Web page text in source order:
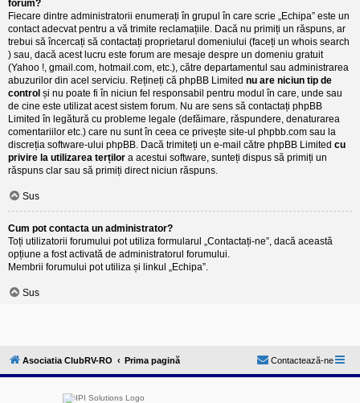
forum?
Fiecare dintre administratorii enumerați în grupul în care scrie „Echipa” este un
contact adecvat pentru a vă trimite reclamațiile. Dacă nu primiți un răspuns, ar
trebui să încercați să contactați proprietarul domeniului (faceți un whois search
) sau, dacă acest lucru este forum are mesaje despre un domeniu gratuit
(Yahoo !, gmail.com, hotmail.com, etc.), către departamentul sau administrarea
abuzurilor din acel serviciu. Rețineți că phpBB Limited nu are niciun tip de
control și nu poate fi în niciun fel responsabil pentru modul în care, unde sau
de cine este utilizat acest sistem forum. Nu are sens să contactați phpBB
Limited în legătură cu probleme legale (defăimare, răspundere, denaturarea
comentariilor etc.) care nu sunt în ceea ce privește site-ul phpbb.com sau la
discreția software-ului phpBB. Dacă trimiteți un e-mail către phpBB Limited cu
privire la utilizarea terților a acestui software, sunteți dispus să primiți un
răspuns clar sau să primiți direct niciun răspuns.
Sus
Cum pot contacta un administrator?
Toți utilizatorii forumului pot utiliza formularul „Contactați-ne”, dacă această
opțiune a fost activată de administratorul forumului.
Membrii forumului pot utiliza și linkul „Echipa”.
Sus
Asociatia ClubRV-RO Prima pagină Contactează-ne